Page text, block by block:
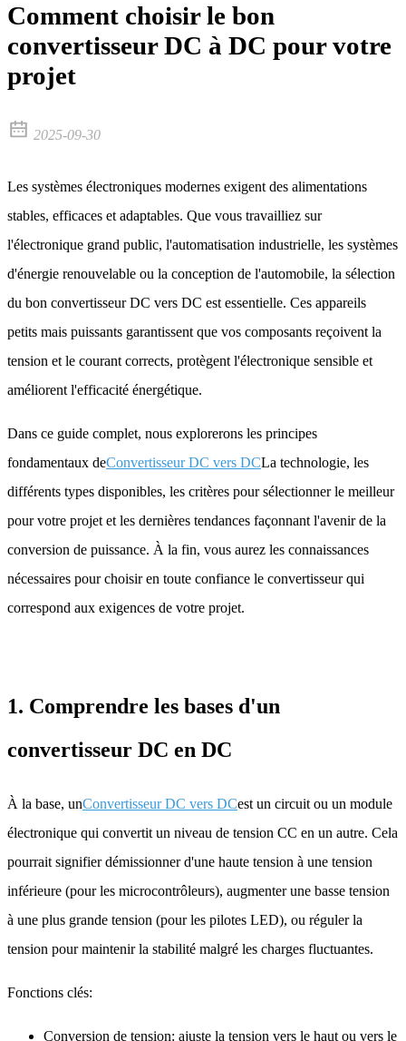
Comment choisir le bon
convertisseur DC à DC pour votre
projet
2025-09-30
Les systèmes électroniques modernes exigent des alimentations
stables, efficaces et adaptables. Que vous travailliez sur
l'électronique grand public, l'automatisation industrielle, les systèmes
d'énergie renouvelable ou la conception de l'automobile, la sélection
du bon convertisseur DC vers DC est essentielle. Ces appareils
petits mais puissants garantissent que vos composants reçoivent la
tension et le courant corrects, protègent l'électronique sensible et
améliorent l'efficacité énergétique.
Dans ce guide complet, nous explorerons les principes
fondamentaux deConvertisseur DC vers DCLa technologie, les
différents types disponibles, les critères pour sélectionner le meilleur
pour votre projet et les dernières tendances façonnant l'avenir de la
conversion de puissance. À la fin, vous aurez les connaissances
nécessaires pour choisir en toute confiance le convertisseur qui
correspond aux exigences de votre projet.
1. Comprendre les bases d'un
convertisseur DC en DC
À la base, unConvertisseur DC vers DCest un circuit ou un module
électronique qui convertit un niveau de tension CC en un autre. Cela
pourrait signifier démissionner d'une haute tension à une tension
inférieure (pour les microcontrôleurs), augmenter une basse tension
à une plus grande tension (pour les pilotes LED), ou réguler la
tension pour maintenir la stabilité malgré les charges fluctuantes.
Fonctions clés:
Conversion de tension: ajuste la tension vers le haut ou vers le